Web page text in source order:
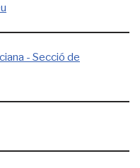
- Secció de